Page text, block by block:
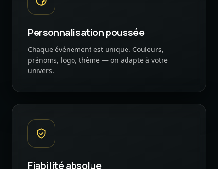
Personnalisation poussée
Chaque événement est unique. Couleurs,
prénoms, logo, thème — on adapte à votre
univers.
Fiabilité absolue